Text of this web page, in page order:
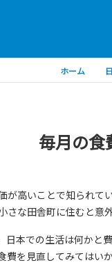
ホーム
毎月の食
が高いことで知られて
さな田舎町に住むと意
日本での生活は何かと
費を見直してみてはい